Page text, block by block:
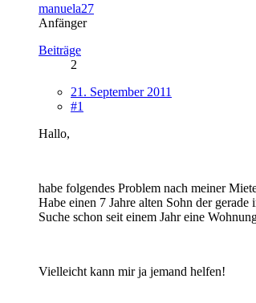
manuela27
Anfänger
Beiträge
2
21. September 2011
#1
Hallo,
habe folgendes Problem nach meiner
Habe einen 7 Jahre alten Sohn der
Suche schon seit einem Jahr eine
Vielleicht kann mir ja jemand helfen!